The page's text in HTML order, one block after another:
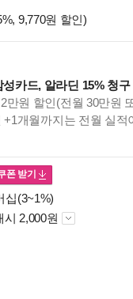
9,770원 할인)
카드, 알라딘 15% 청구
만원 할인(전월 30만원
+1개월까지는 전월 실적
폰 받기
십(3~1%)
2,000원